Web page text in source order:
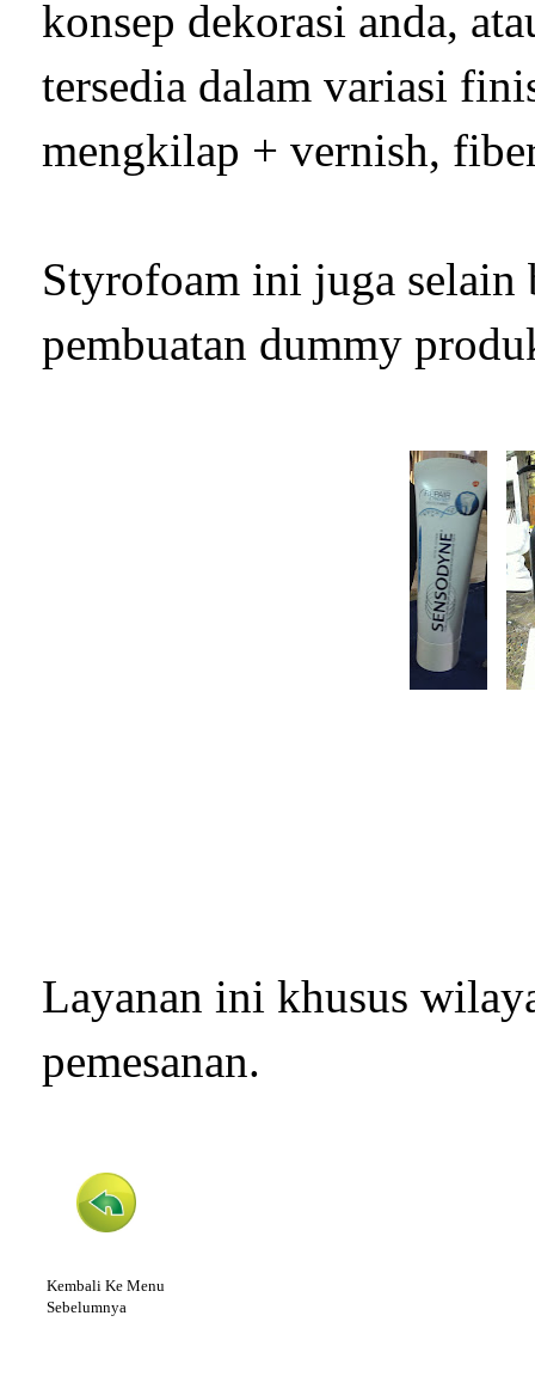
konsep dekorasi anda,
tersedia dalam variasi
mengkilap + vernish,
Styrofoam ini juga selain
pembuatan dummy
Layanan ini khusus
pemesanan.
Kembali Ke Menu
Sebelumnya